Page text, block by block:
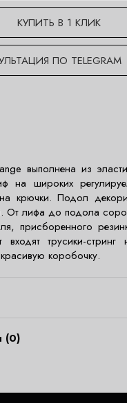
КУПИТЬ В 1 КЛИК
ПО TELEGRAM
выполнена из
на широких
на крючки. Подол
От лифа до подола
присборенного
трусики-стринг
красивую коробочку.
(0)